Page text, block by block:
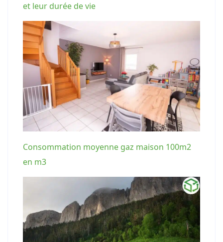
et leur durée de vie
Consommation moyenne gaz maison 100m2
en m3